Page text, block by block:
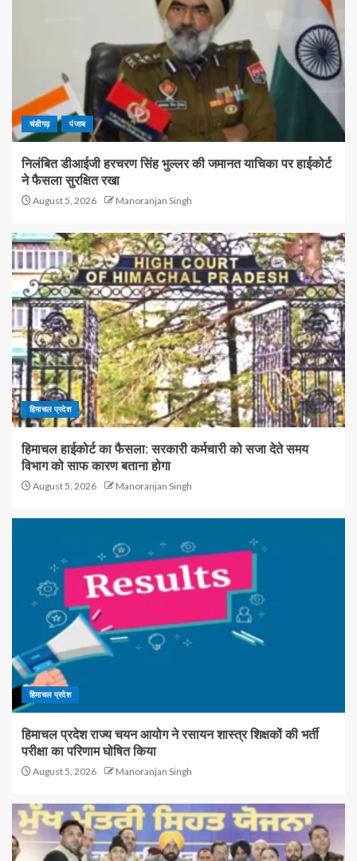
चंडीगढ़ पंजाब
निलंबित डीआईजी हरचरण सिंह भुल्लर की जमानत याचिका पर हाईकोर्ट
ने फैसला सुरक्षित रखा
August 5, 2026 Manoranjan Singh
हिमाचल प्रदेश
हिमाचल हाईकोर्ट का फैसला: सरकारी कर्मचारी को सजा देते समय
विभाग को साफ कारण बताना होगा
August 5, 2026 Manoranjan Singh
हिमाचल प्रदेश
हिमाचल प्रदेश राज्य चयन आयोग ने रसायन शास्त्र शिक्षकों की भर्ती
परीक्षा का परिणाम घोषित किया
August 5, 2026 Manoranjan Singh